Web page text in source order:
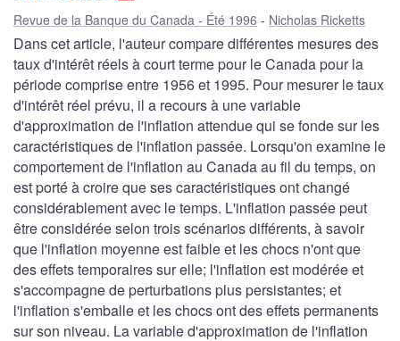
Revue de la Banque du Canada - Été 1996 Nicholas Ricketts
Dans cet article, l'auteur compare différentes mesures des
taux d'intérêt réels à court terme pour le Canada pour la
période comprise entre 1956 et 1995. Pour mesurer le taux
d'intérêt réel prévu, il a recours à une variable
d'approximation de l'inflation attendue qui se fonde sur les
caractéristiques de l'inflation passée. Lorsqu'on examine le
comportement de l'inflation au Canada au fil du temps, on
est porté à croire que ses caractéristiques ont changé
considérablement avec le temps. L'inflation passée peut
être considérée selon trois scénarios différents, à savoir
que l'inflation moyenne est faible et les chocs n'ont que
des effets temporaires sur elle; l'inflation est modérée et
s'accompagne de perturbations plus persistantes; et
l'inflation s'emballe et les chocs ont des effets permanents
sur son niveau. La variable d'approximation de l'inflation